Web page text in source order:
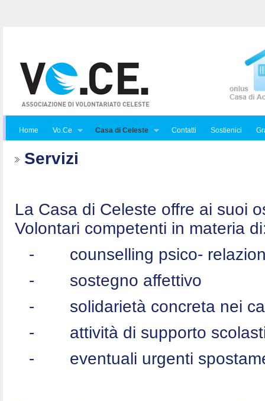
Home Vo.Ce Casa di Celeste Contatti Sostienici
Servizi
La Casa di Celeste offre ai suoi
Volontari competenti in materia
-
counselling psico-
-
sostegno affettivo
-
solidarietà concreta nei
-
attività di supporto
-
eventuali urgenti